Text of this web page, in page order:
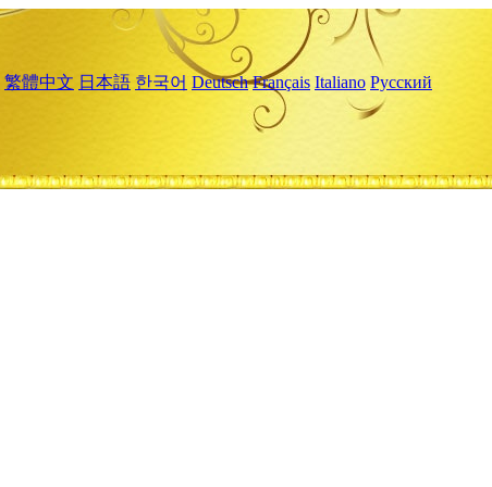
繁體中文 日本語 한국어 Deutsch Français Italiano Русский